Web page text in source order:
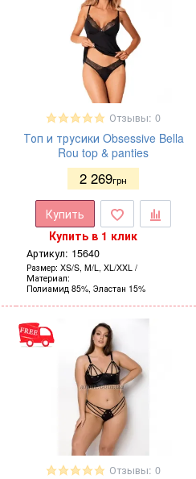
Отзывы: 0
Топ и трусики Obsessive Bella
Rou top & panties
2 269грн
Купить
Купить в 1 клик
Артикул: 15640
Размер XS/S, M/L, XL/XXL
Материал
Полиамид 85%, Эластан 15%
Отзывы: 0